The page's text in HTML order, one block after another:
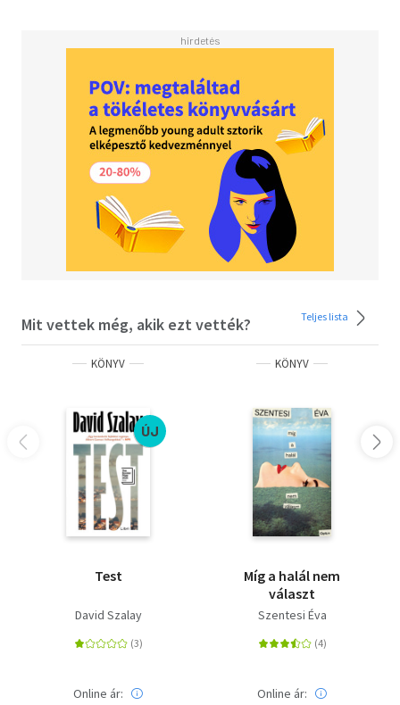
Nyugat-Európába áramló vendégmunkások gyerekeit
otthon nagyszülők, ismerősök vagy bérszülők nevelik.
Böszörményi Zoltán kisregénye ezt a témát dolgozza föl
valós történet alapján. Egy édesanyja után sóvárgó kislány
könnyfakasztó vallomását olvashatjuk, és kötelességünk
figyelmeztetni az olvasót, hogy a kortárs irodalom egyik
legszomorúbb, legemberpróbálóbb művét tartja
kezében. A személyes kálvária mögött ott sötétlik egy
egész régió tragédiája. Böszörményi műve kétségbeesett
figyelmeztetés arra, hogy a szülő és a gyermek érzelmi
kötelékének szétszakítása nemcsak a lelkeket, hanem a
Mit vettek még, akik ezt vették? Teljes lista
KÖNYV
ÚJ
Test
David Szalay
Online ár:
KÖNYV
Míg a halál nem
választ
Szentesi Éva
Online ár: